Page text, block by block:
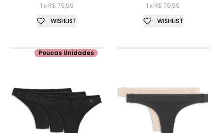
1 x R$ 79,99
WISHLIST
1 x R$ 79,99
WISHLIST
Poucas Unidades